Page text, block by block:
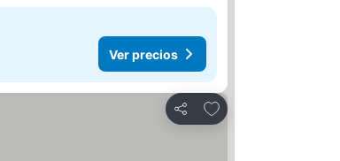
Ver precios
Compartir
Añadir a favoritos